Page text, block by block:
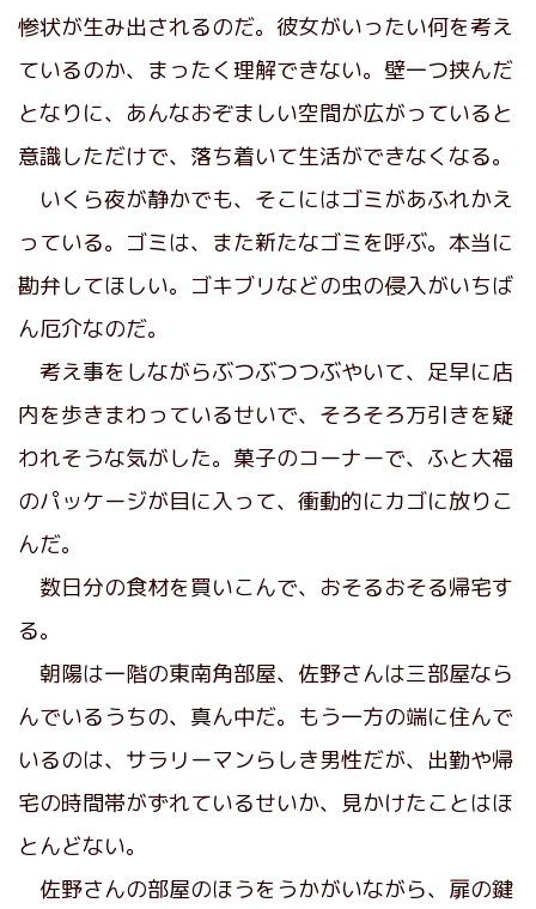
惨状が生み出されるのだ。彼女がいったい何を考え
ているのか、まったく理解できない。壁一つ挟んだ
となりに、あんなおぞましい空間が広がっていると
意識しただけで、落ち着いて生活ができなくなる。
いくら夜が静かでも、そこにはゴミがあふれかえ
っている。ゴミは、また新たなゴミを呼ぶ。本当に
勘弁してほしい。ゴキブリなどの虫の侵入がいちば
ん厄介なのだ。
考え事をしながらぶつぶつつぶやいて、足早に店
内を歩きまわっているせいで、そろそろ万引きを疑
われそうな気がした。菓子のコーナーで、ふと大福
のパッケージが目に入って、衝動的にカゴに放りこ
んだ。
数日分の食材を買いこんで、おそるおそる帰宅す
る。
朝陽は一階の東南角部屋、佐野さんは三部屋なら
んでいるうちの、真ん中だ。もう一方の端に住んで
いるのは、サラリーマンらしき男性だが、出勤や帰
宅の時間帯がずれているせいか、見かけたことはほ
とんどない。
佐野さんの部屋のほうをうかがいながら、扉の鍵